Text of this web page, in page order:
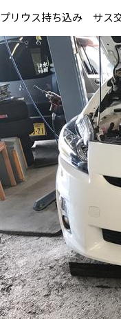
プリウス持ち込み サス交